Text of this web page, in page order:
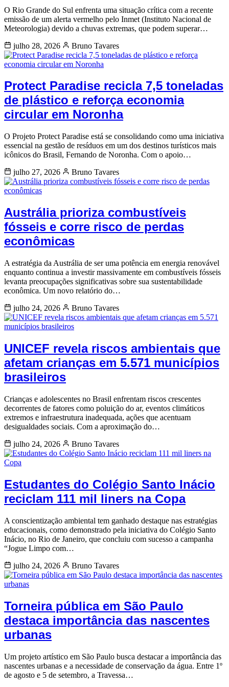
O Rio Grande do Sul enfrenta uma situação crítica com a recente
emissão de um alerta vermelho pelo Inmet (Instituto Nacional de
Meteorologia) devido a chuvas extremas, que podem superar…
julho 28, 2026
Bruno Tavares
Protect Paradise recicla 7,5 toneladas
de plástico e reforça economia
circular em Noronha
O Projeto Protect Paradise está se consolidando como uma iniciativa
essencial na gestão de resíduos em um dos destinos turísticos mais
icônicos do Brasil, Fernando de Noronha. Com o apoio…
julho 27, 2026
Bruno Tavares
Austrália prioriza combustíveis
fósseis e corre risco de perdas
econômicas
A estratégia da Austrália de ser uma potência em energia renovável
enquanto continua a investir massivamente em combustíveis fósseis
levanta preocupações significativas sobre sua sustentabilidade
econômica. Um novo relatório do…
julho 24, 2026
Bruno Tavares
UNICEF revela riscos ambientais que
afetam crianças em 5.571 municípios
brasileiros
Crianças e adolescentes no Brasil enfrentam riscos crescentes
decorrentes de fatores como poluição do ar, eventos climáticos
extremos e infraestrutura inadequada, ações que acentuam
desigualdades sociais. Com a aproximação do…
julho 24, 2026
Bruno Tavares
Estudantes do Colégio Santo Inácio
reciclam 111 mil liners na Copa
A conscientização ambiental tem ganhado destaque nas estratégias
educacionais, como demonstrado pela iniciativa do Colégio Santo
Inácio, no Rio de Janeiro, que concluiu com sucesso a campanha
“Jogue Limpo com…
julho 24, 2026
Bruno Tavares
Torneira pública em São Paulo
destaca importância das nascentes
urbanas
Um projeto artístico em São Paulo busca destacar a importância das
nascentes urbanas e a necessidade de conservação da água. Entre 1º
de agosto e 5 de setembro, a Travessa…